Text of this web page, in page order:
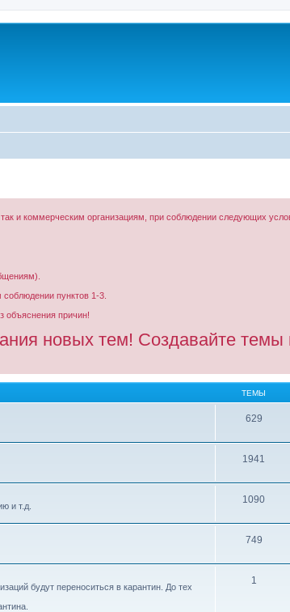
и коммерческим организациям, при соблюдении следующих
пунктов 1-3.
объяснения причин!
новых тем! Создавайте
ТЕМЫ
629
1941
и т.д.
1090
749
будут переноситься в карантин. До тех
1